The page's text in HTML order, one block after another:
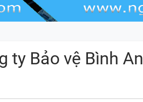
ty Bảo vệ Bình An